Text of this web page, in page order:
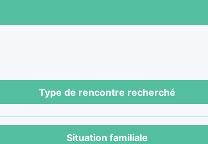
Type de rencontre recherché
Situation familiale